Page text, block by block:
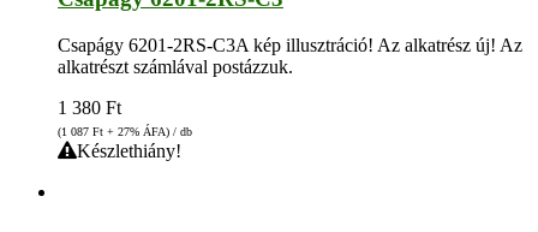
Csapágy 6201-2RS-C3A kép illusztráció! Az alkatrész új! Az
alkatrészt számlával postázzuk.
1 380 Ft
(1 087 Ft + 27% ÁFA) / db
Készlethiány!